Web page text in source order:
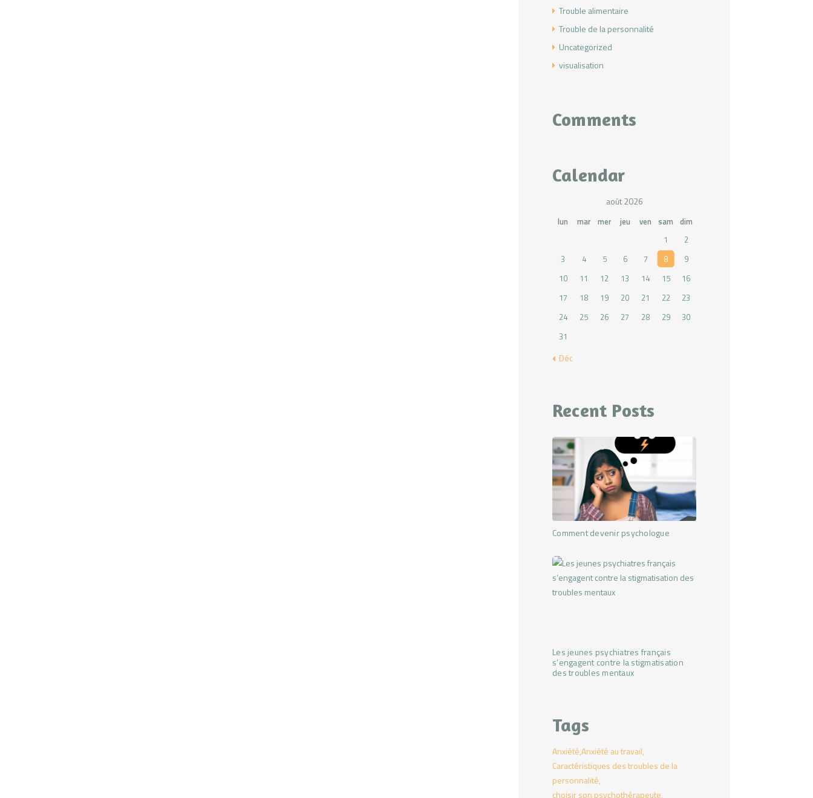
Trouble alimentaire
Trouble de la personnalité
Uncategorized
visualisation
Comments
Calendar
août 2026
lun mar mer jeu ven sam dim
1
2
3
4 5 6 7 8
9
10
11 12 13 14 15
16
17
18 19 20 21 22
23
24
25 26 27 28 29
30
31
« Déc
Recent Posts
Comment devenir psychologue
Les jeunes psychiatres français
s’engagent contre la stigmatisation
des troubles mentaux
Tags
AnxiétéAnxiété au travail
Caractéristiques des troubles de la
personnalité
choisir son psychothérapeute